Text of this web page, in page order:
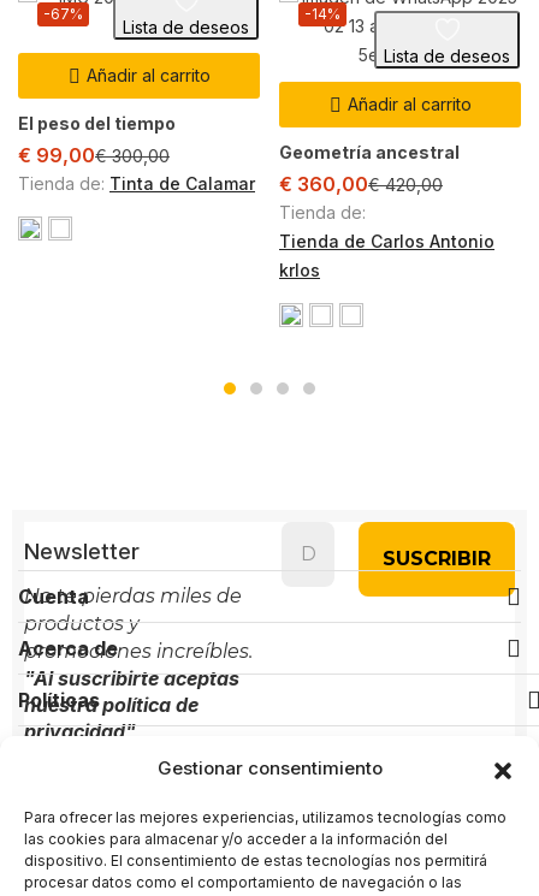
Gestionar consentimiento
Para ofrecer las mejores experiencias, utilizamos tecnologías como
las cookies para almacenar y/o acceder a la información del
dispositivo. El consentimiento de estas tecnologías nos permitirá
procesar datos como el comportamiento de navegación o las
Añadir al carrito
Lista de deseos
-67%
El peso del tiempo
€ 99,00€300,00
Tienda de: Tinta de Calamar
Añadir al carrito
Lista de deseos
-14%
Geometría ancestral
€ 360,00€420,00
Tienda de:
Tienda de Carlos Antonio
krlos
Newsletter
No te pierdas miles de
productos y
promociones increíbles.
"Al suscribirte aceptas
nuestra política de
privacidad"
Cuenta
Acerca de
Políticas
Administración: +(34) 856 61 16 56
Soporte:+(34) 722 58 80 89